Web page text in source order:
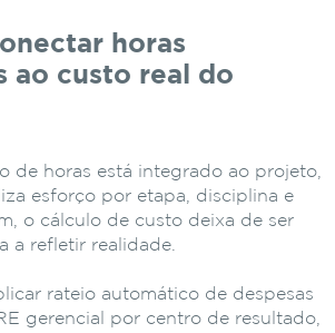
horas
ao custo real do
de horas está integrado ao projeto,
esforço por etapa, disciplina e
o cálculo de custo deixa de ser
a refletir realidade.
rateio automático de despesas
gerencial por centro de resultado,